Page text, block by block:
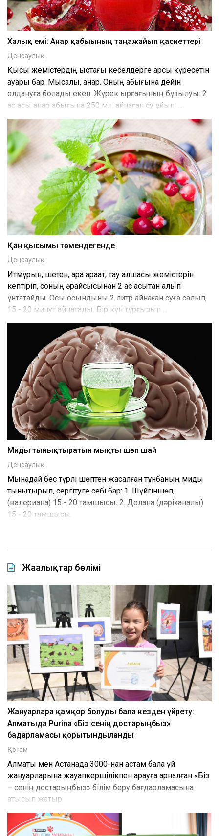
Халық емі: Анар қабығының таңғажайып қасиеттері
Денсаулық
Қысқы жемістердің қыстағы кеселдерге қарсы күресетін
қауқары бар. Мысалы, анар. Оның қабығына дейін
қолдануға болады екен. Жүрек ырғағының бұзылуы: 2
ас қасық анар қабығына 250 мл. қайнаған су құйып, ...
Қан қысымы төмендегенде
Денсаулық
Итмұрын, шетен, қара қарақат, тау алшасы жемістерін
кептіріп, соның әрқайсысынан 2 ас қасықтан алып
ұнтақтайды. Осы қосындыны 2 литр қайнаған суға салып,
15 - 20 минут қайнатады. Бір күн тұрғызып ...
Миды тынықтыратын мықты шөп шай
Денсаулық
Мынадай бес түрлі шөптен жасалған тұнбаның миды
тынықтырып, сергітуге себі бар: 1. Шүйгіншөп,
(валериана) 15 - 20 тамшысы. 2. Долана (дәріханалық)
15 - 20 тамшысы.
Жаңалықтар бөлімі
Жануарларға қамқор болуды бала кезден үйрету:
Алматыда Purina «Біз сенің достарыңбыз»
бағдарламасы қорытындыланды
Қоғам
Алматы мен Астанада 3000-нан астам бала үй
жануарларына жауапкершілікпен қарауға арналған «Біз
– сенің достарыңбыз» білім беру бағдарламасына
қатысып жатыр